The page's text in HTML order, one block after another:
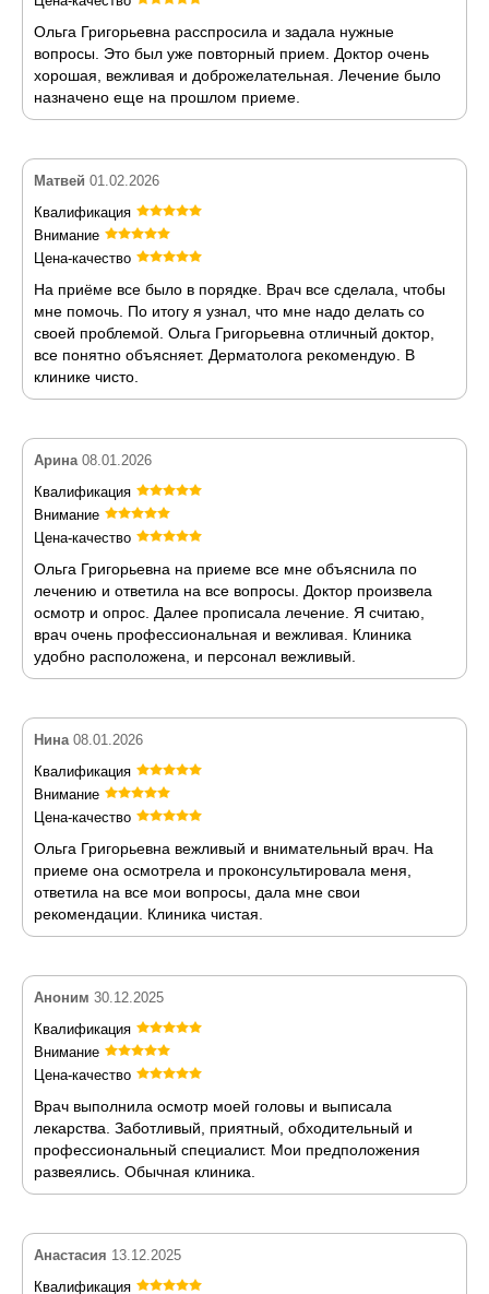
Ольга Григорьевна расспросила и задала нужные
вопросы. Это был уже повторный прием. Доктор очень
хорошая, вежливая и доброжелательная. Лечение было
назначено еще на прошлом приеме.
Матвей 01.02.2026
Квалификация
Внимание
Цена-качество
На приёме все было в порядке. Врач все сделала, чтобы
мне помочь. По итогу я узнал, что мне надо делать со
своей проблемой. Ольга Григорьевна отличный доктор,
все понятно объясняет. Дерматолога рекомендую. В
клинике чисто.
Арина 08.01.2026
Квалификация
Внимание
Цена-качество
Ольга Григорьевна на приеме все мне объяснила по
лечению и ответила на все вопросы. Доктор произвела
осмотр и опрос. Далее прописала лечение. Я считаю,
врач очень профессиональная и вежливая. Клиника
удобно расположена, и персонал вежливый.
Нина 08.01.2026
Квалификация
Внимание
Цена-качество
Ольга Григорьевна вежливый и внимательный врач. На
приеме она осмотрела и проконсультировала меня,
ответила на все мои вопросы, дала мне свои
рекомендации. Клиника чистая.
Аноним 30.12.2025
Квалификация
Внимание
Цена-качество
Врач выполнила осмотр моей головы и выписала
лекарства. Заботливый, приятный, обходительный и
профессиональный специалист. Мои предположения
развеялись. Обычная клиника.
Анастасия 13.12.2025
Квалификация